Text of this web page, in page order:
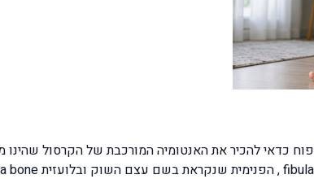
כדאי להכיר את האנטומיה המורכבת של הקרסול